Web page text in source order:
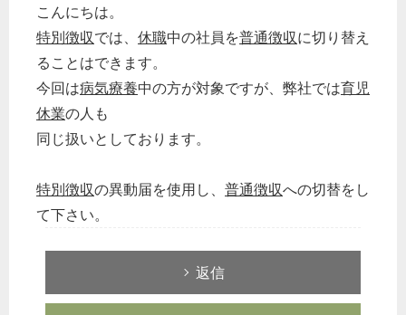
こんにちは。
特別徴収では、 休職中の社員を普通徴収に切り替え
ることはできます。
今回は病気療養中の方が対象ですが、弊社では育児
休業の人も
同じ扱いとしております。
特別徴収の異動届を使用し、 普通徴収への切替をし
て下さい。
返信